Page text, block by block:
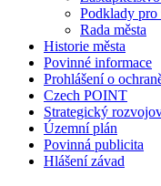
Podklady pro
Rada města
Historie města
Povinné informace
Prohlášení o
Czech POINT
Strategický
Územní plán
Povinná publicita
Hlášení závad